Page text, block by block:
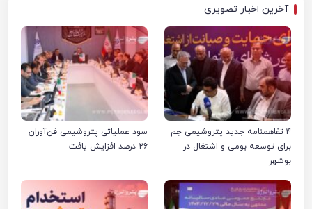
آخرین اخبار تصویری
۴ تفاهمنامه جدید پتروشیمی جم
برای توسعه بومی و اشتغال در
بوشهر
سود عملیاتی پتروشیمی فن‌آوران
۲۶ درصد افزایش یافت